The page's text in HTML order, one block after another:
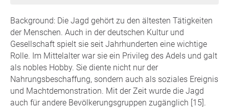
Background: Die Jagd gehört zu den ältesten Tätigkeiten
der Menschen. Auch in der deutschen Kultur und
Gesellschaft spielt sie seit Jahrhunderten eine wichtige
Rolle. Im Mittelalter war sie ein Privileg des Adels und galt
als nobles Hobby. Sie diente nicht nur der
Nahrungsbeschaffung, sondern auch als soziales Ereignis
und Machtdemonstration. Mit der Zeit wurde die Jagd
auch für andere Bevölkerungsgruppen zugänglich [15].